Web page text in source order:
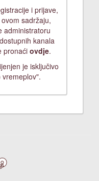
i prijave,
sadržaju,
administratoru
kanala
pronaćiovdje.
je isključivo